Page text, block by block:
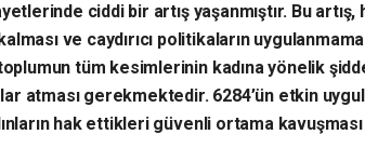
ciddi bir artış yaşanmıştır. Bu
ve caydırıcı politikaların
tüm kesimlerinin kadına yönelik
atması gerekmektedir. 6284’ün etkin
hak ettikleri güvenli ortama